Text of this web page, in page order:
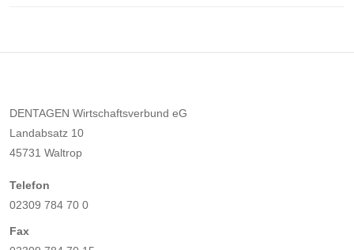
DENTAGEN Wirtschaftsverbund eG
Landabsatz 10
45731 Waltrop
Telefon
02309 784 70 0
Fax